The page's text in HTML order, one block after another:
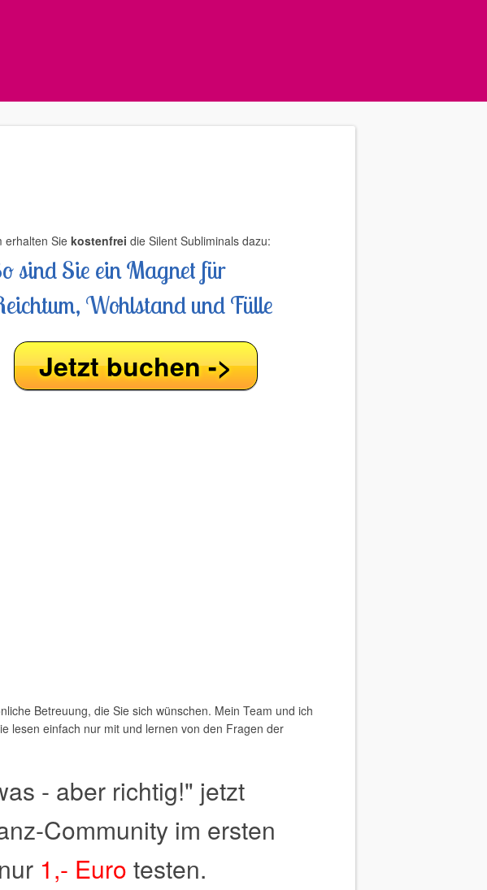
erhalten Siekostenfrei die Silent Subliminals dazu:
sind Sie ein Magnet für
Wohlstand und Fülle
Jetzt buchen ->
Betreuung, die Sie sich wünschen. Mein Team und ich
lesen einfach nur mit und lernen von den Fragen der
- aber richtig!" jetzt
Community im ersten
1,- Euro testen.